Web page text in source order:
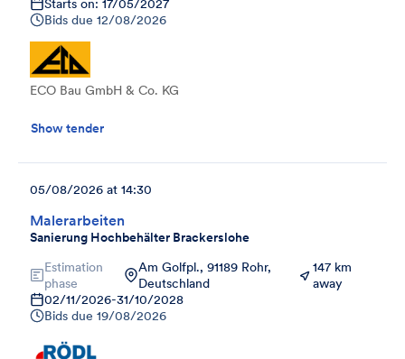
Bids due 12/08/2026
ECO Bau GmbH & Co. KG
Show tender
Malerarbeiten
Sanierung Hochbehälter Brackerslohe
05/08/2026 at 14:30
Estimation
phase
Am Golfpl., 91189 Rohr,
Deutschland
147 km
away
02/11/2026-31/10/2028
Bids due 19/08/2026